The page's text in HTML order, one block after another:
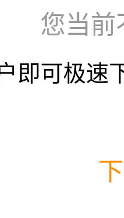
您当前
即可极速